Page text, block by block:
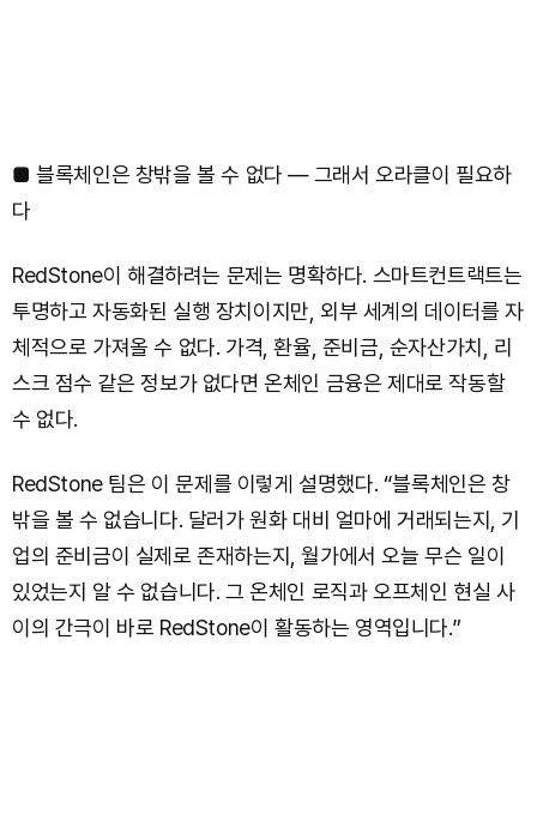
■ 블록체인은 창밖을 볼 수 없다 — 그래서 오라클이 필요하
다
RedStone이 해결하려는 문제는 명확하다. 스마트컨트랙트는
투명하고 자동화된 실행 장치이지만, 외부 세계의 데이터를 자
체적으로 가져올 수 없다. 가격, 환율, 준비금, 순자산가치, 리
스크 점수 같은 정보가 없다면 온체인 금융은 제대로 작동할
수 없다.
RedStone 팀은 이 문제를 이렇게 설명했다. “블록체인은 창
밖을 볼 수 없습니다. 달러가 원화 대비 얼마에 거래되는지, 기
업의 준비금이 실제로 존재하는지, 월가에서 오늘 무슨 일이
있었는지 알 수 없습니다. 그 온체인 로직과 오프체인 현실 사
이의 간극이 바로 RedStone이 활동하는 영역입니다.”